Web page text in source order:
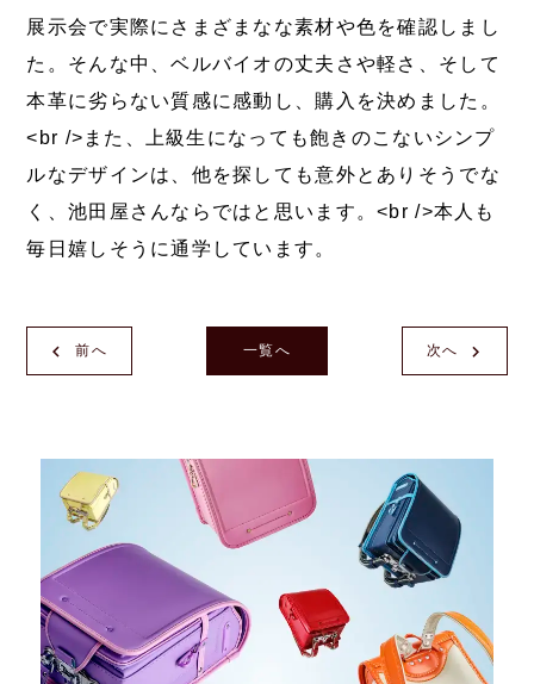
展示会で実際にさまざまなな素材や色を確認しまし
た。そんな中、ベルバイオの丈夫さや軽さ、そして
本革に劣らない質感に感動し、購入を決めました。
<br />また、上級生になっても飽きのこないシンプ
ルなデザインは、他を探しても意外とありそうでな
く、池田屋さんならではと思います。<br />本人も
毎日嬉しそうに通学しています。
前へ 次へ
一覧へ